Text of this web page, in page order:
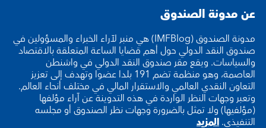
عن مدونة الصندوق
مدونة الصندوق (IMFBlog) هي منبر لآراء الخبراء والمسؤولين في
صندوق النقد الدولي حول أهم قضايا الساعة المتعلقة بالاقتصاد
والسياسات. ويقع مقر صندوق النقد الدولي في واشنطن
العاصمة، وهو منظمة تضم 191 بلدا عضوا وتهدف إلى تعزيز
التعاون النقدي العالمي والاستقرار المالي في مختلف أنحاء العالم.
وتعبر وجهات النظر الواردة في هذه التدوينة عن آراء مؤلفها
(مؤلفيها) ولا تمثل بالضرورة وجهات نظر الصندوق أو مجلسه
التنفيذي.المزيد